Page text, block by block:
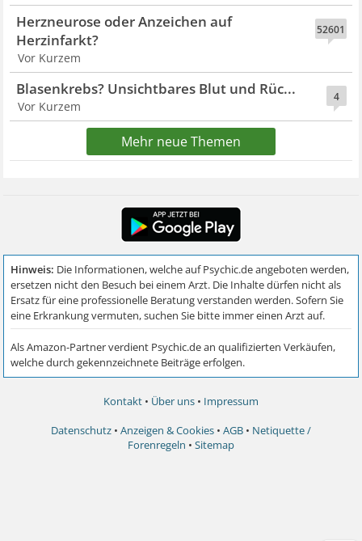
52601
Herzneurose oder Anzeichen auf
Herzinfarkt?
Vor Kurzem
4
Blasenkrebs? Unsichtbares Blut und Rüc...
Vor Kurzem
Mehr neue Themen
Kontakt • Über uns • Impressum
Datenschutz • Anzeigen & Cookies • AGB • Netiquette /
Forenregeln • Sitemap